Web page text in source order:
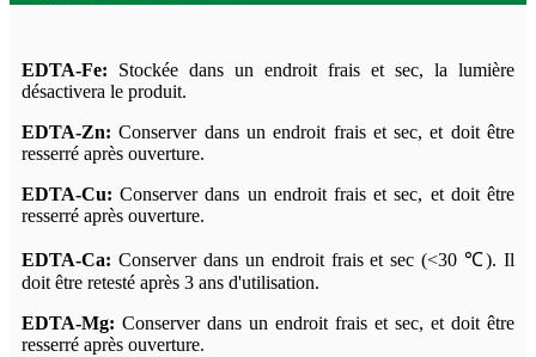
EDTA-Fe: Stockée dans un endroit frais et sec, la lumière
désactivera le produit.
EDTA-Zn: Conserver dans un endroit frais et sec, et doit être
resserré après ouverture.
EDTA-Cu: Conserver dans un endroit frais et sec, et doit être
resserré après ouverture.
EDTA-Ca: Conserver dans un endroit frais et sec (<30 ℃). Il
doit être retesté après 3 ans d'utilisation.
EDTA-Mg: Conserver dans un endroit frais et sec, et doit être
resserré après ouverture.